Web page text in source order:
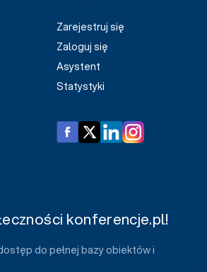
Zarejestruj się
Zaloguj się
Asystent
Statystyki
konferencje.pl!
do pełnej bazy obiektów i